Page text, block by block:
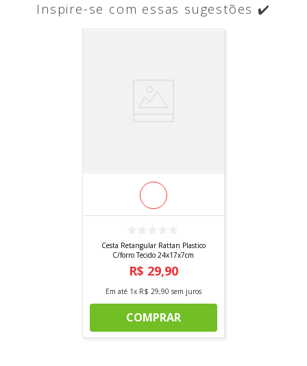
Inspire-se com essas sugestões ✔️
Cesta Retangular Rattan Plastico
C/forro Tecido 24x17x7cm
R$ 29,90
Em até 1x R$ 29,90 sem juros
COMPRAR